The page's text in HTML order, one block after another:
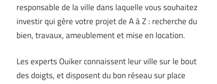
responsable de la ville dans laquelle vous souhaitez
investir qui gère votre projet de A à Z : recherche du
bien, travaux, ameublement et mise en location.
Les experts Ouiker connaissent leur ville sur le bout
des doigts, et disposent du bon réseau sur place